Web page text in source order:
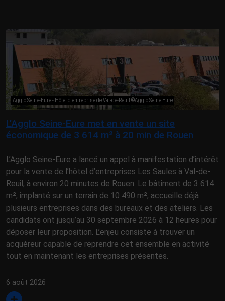
Agglo Seine-Eure - Hôtel d'entreprise de Val-de-Reuil ©Agglo Seine Eure
L’Agglo Seine-Eure met en vente un site
économique de 3 614 m² à 20 min de Rouen
L’Agglo Seine-Eure a lancé un appel à manifestation d’intérêt
pour la vente de l’hôtel d’entreprises Les Saules à Val-de-
Reuil, à environ 20 minutes de Rouen. Le bâtiment de 3 614
m², implanté sur un terrain de 10 490 m², accueille déjà
plusieurs entreprises dans des bureaux et des ateliers. Les
candidats ont jusqu’au 30 septembre 2026 à 12 heures pour
déposer leur proposition. L’enjeu consiste à trouver un
acquéreur capable de reprendre cet ensemble en activité
tout en maintenant les entreprises présentes.
6 août 2026